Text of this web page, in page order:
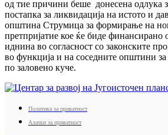
од тие причини беше донесена одлука
постапка за ликвидација на истото и
општина Струмица за формирање на
претпријатие кое ќе биде финансирано
иднина во согласност со законските
во функција и на соседните општини
по заловено куче.
Политика за приватност
Алатки за приватност